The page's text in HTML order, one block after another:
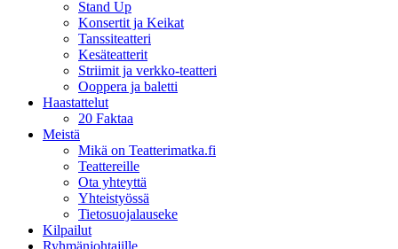
Stand Up
Konsertit ja Keikat
Tanssiteatteri
Kesäteatterit
Striimit ja verkko-teatteri
Ooppera ja baletti
Haastattelut
20 Faktaa
Meistä
Mikä on Teatterimatka.fi
Teattereille
Ota yhteyttä
Yhteistyössä
Tietosuojalauseke
Kilpailut
Ryhmänjohtajille